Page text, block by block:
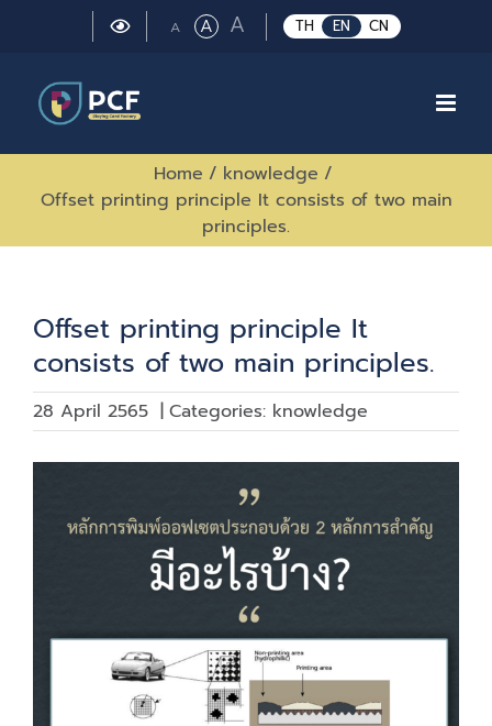
TH EN CN
A Small
ARegular
ALarge
font
Home / knowledge /
Offset printing principle It consists of two main
principles.
Offset printing principle It
consists of two main principles.
28 April 2565 | Categories: knowledge